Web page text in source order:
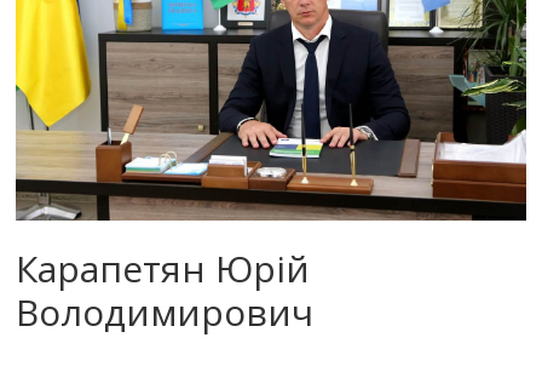
Карапетян Юрій
Володимирович